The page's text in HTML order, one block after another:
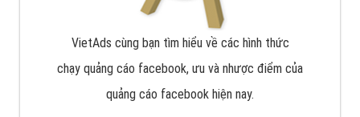
VietAds cùng bạn tìm hiểu về các hình thức
chạy quảng cáo facebook, ưu và nhược điểm của
quảng cáo facebook hiện nay.